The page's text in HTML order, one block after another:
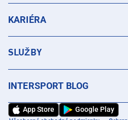
KARIÉRA
SLUŽBY
INTERSPORT BLOG
App Store Google Play